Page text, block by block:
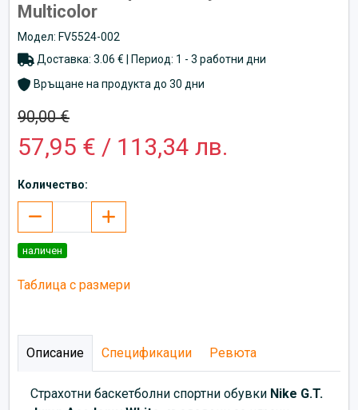
Multicolor
Модел: FV5524-002
Доставка: 3.06 € | Период: 1 - 3 работни дни
Връщане на продукта до 30 дни
90,00 €
57,95 € / 113,34 лв.
Количество:
наличен
Таблица с размери
Описание Спецификации Ревюта
Страхотни баскетболни спортни обувки Nike G.T.